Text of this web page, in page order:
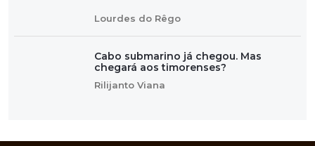
Lourdes do Rêgo
Cabo submarino já chegou. Mas
chegará aos timorenses?
Rilijanto Viana